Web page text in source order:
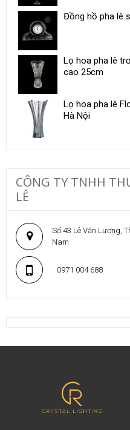
Đồng hồ pha lê
Lọ hoa pha lê
cao 25cm
Lọ hoa pha lê
Hà Nội
CÔNG TY TNHH
LÊ
Số 43 Lê Văn Lương,
Nam
0971 004 688